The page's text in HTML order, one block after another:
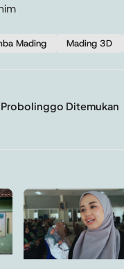
Mading Mading 3D
Ditemukan